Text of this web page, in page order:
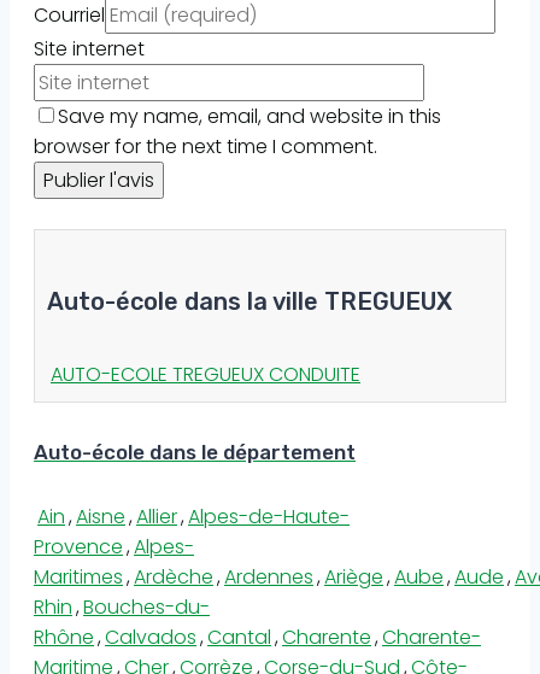
Courriel
Site internet
Save my name, email, and website in this
browser for the next time I comment.
Auto-école dans la ville TREGUEUX
AUTO-ECOLE TREGUEUX CONDUITE
Auto-école dans le département
Ain,Aisne,Allier,Alpes-de-Haute-
Provence,Alpes-
Maritimes,Ardèche,Ardennes,Ariège,Aube,Aude,
Rhin,Bouches-du-
Rhône,Calvados,Cantal,Charente,Charente-
Maritime,Cher,Corrèze,Corse-du-Sud,Côte-